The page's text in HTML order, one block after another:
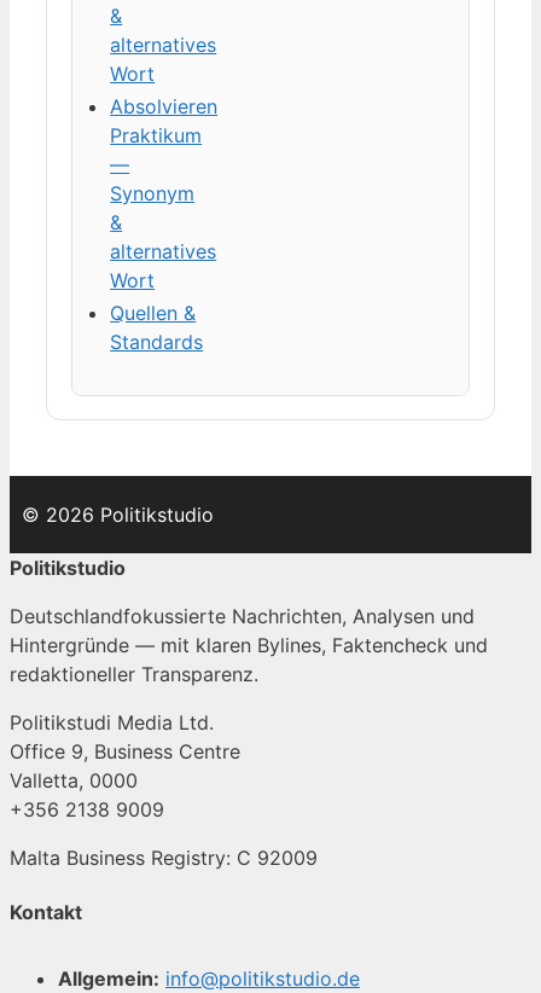
&
alternatives
Wort
Absolvieren
Praktikum
—
Synonym
&
alternatives
Wort
Quellen &
Standards
© 2026 Politikstudio
Politikstudio
Deutschlandfokussierte Nachrichten, Analysen und
Hintergründe — mit klaren Bylines, Faktencheck und
redaktioneller Transparenz.
Politikstudi Media Ltd.
Office 9, Business Centre
Valletta, 0000
+356 2138 9009
Malta Business Registry: C 92009
Kontakt
Allgemein: info@politikstudio.de